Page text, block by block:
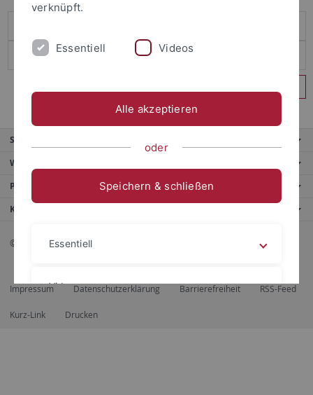
Service
Weitere Angebote
Portale
Kontaktinfo
© 2026 Eberhard Karls Universität Tübingen, Tübingen
Impressum Datenschutzerklärung Barrierefreiheit RSS-Feed
Kurz-Link Drucken
verknüpft.
Essentiell Videos
Alle akzeptieren
oder
Speichern & schließen
Essentiell
Videos